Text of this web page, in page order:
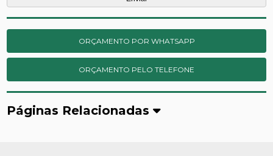
ORÇAMENTO POR WHATSAPP
ORÇAMENTO PELO TELEFONE
Páginas Relacionadas